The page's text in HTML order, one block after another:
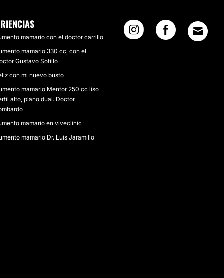
mamario con el doctor carrillo
mamario 330 cc, con el
Gustavo Sotillo
con mi nuevo busto
mamario Mentor 250 cc liso
alto, plano dual. Doctor
mamario en viveclinic
mamario Dr. Luis Jaramillo